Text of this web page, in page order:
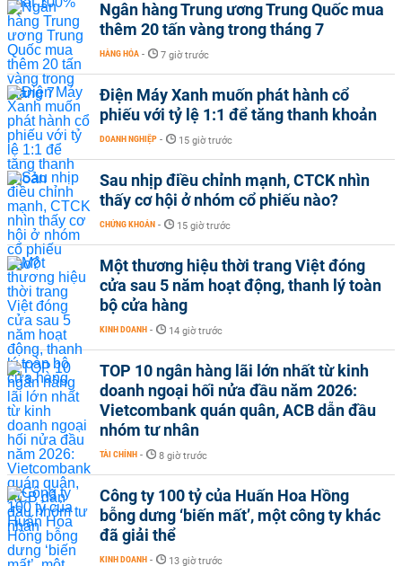
Ngân hàng Trung ương Trung Quốc mua
thêm 20 tấn vàng trong tháng 7
HÀNG HÓA - 7 giờ trước
Điện Máy Xanh muốn phát hành cổ
phiếu với tỷ lệ 1:1 để tăng thanh khoản
DOANH NGHIỆP - 15 giờ trước
Sau nhịp điều chỉnh mạnh, CTCK nhìn
thấy cơ hội ở nhóm cổ phiếu nào?
CHỨNG KHOÁN - 15 giờ trước
Một thương hiệu thời trang Việt đóng
cửa sau 5 năm hoạt động, thanh lý toàn
bộ cửa hàng
KINH DOANH - 14 giờ trước
TOP 10 ngân hàng lãi lớn nhất từ kinh
doanh ngoại hối nửa đầu năm 2026:
Vietcombank quán quân, ACB dẫn đầu
nhóm tư nhân
TÀI CHÍNH - 8 giờ trước
Công ty 100 tỷ của Huấn Hoa Hồng
bỗng dưng ‘biến mất’, một công ty khác
đã giải thể
KINH DOANH - 13 giờ trước